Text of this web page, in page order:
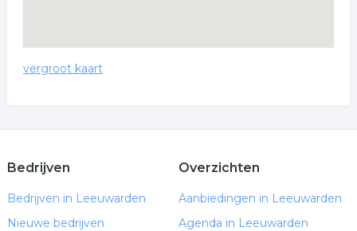
vergroot kaart
Bedrijven
Bedrijven in Leeuwarden
Nieuwe bedrijven
Overzichten
Aanbiedingen in Leeuwarden
Agenda in Leeuwarden